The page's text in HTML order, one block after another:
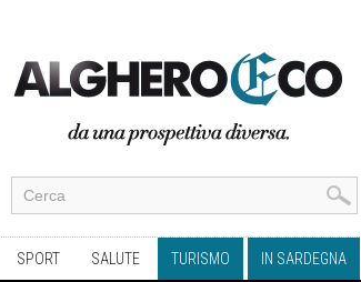
SPORT SALUTE TURISMO IN SARDEGNA